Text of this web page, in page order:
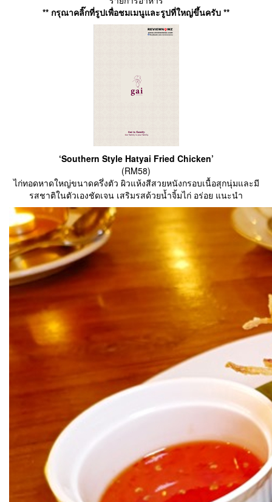
รายการอาหาร
** กรุณาคลิ๊กที่รูปเพื่อชมเมนูและรูปที่ใหญ่ขึ้นครับ **
‘Southern Style Hatyai Fried Chicken’
(RM58)
ไก่ทอดหาดใหญ่ขนาดครึ่งตัว ผิวแห้งสีสวยหนังกรอบเนื้อสุกนุ่มและมี
รสชาติในตัวเองชัดเจน เสริมรสด้วยน้ำจิ้มไก่ อร่อย แนะนำ